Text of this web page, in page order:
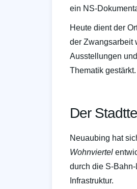
ein NS-
Heute dient der
der Zwangsarbeit
Ausstellungen
Thematik gestärkt.
Der
Neuaubing hat
Wohnviertel
durch die S-
Infrastruktur.